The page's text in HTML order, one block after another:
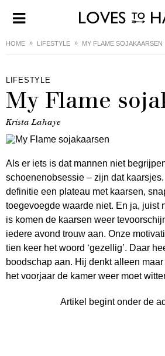
HOME LIFESTYLE MY FLAME SOJAKAARSEN
LIFESTYLE
My Flame
Krista Lahaye
Als er iets is dat mannen niet
schoenenobsessie – zijn dat
definitie een plateau met kaarsen,
toegevoegde waarde niet. En ja, juist
is komen de kaarsen weer
iedere avond trouw aan. Onze
tien keer het woord ‘gezellig’. Daar
boodschap aan. Hij denkt alleen
het voorjaar de kamer weer moet
Artikel begint onder de